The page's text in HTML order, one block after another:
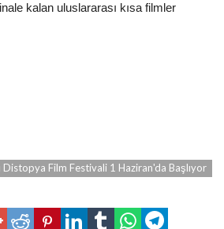
kalan uluslararası kısa filmler
Distopya Film Festivali 1 Haziran'da Başlıyor